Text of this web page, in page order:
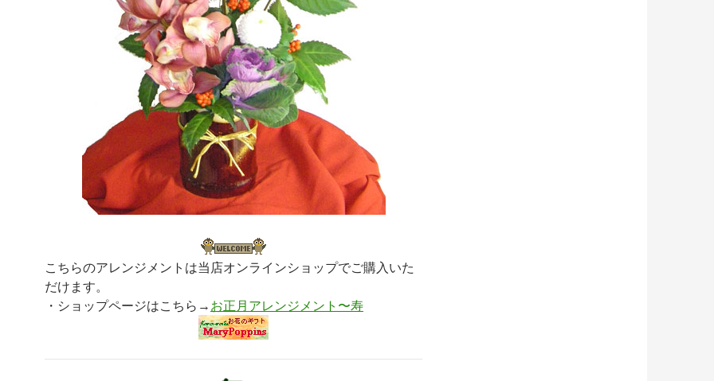
こちらのアレンジメントは当店オンラインショップでご購入いた
だけます。
・ショップページはこちら→ お正月アレンジメント〜寿